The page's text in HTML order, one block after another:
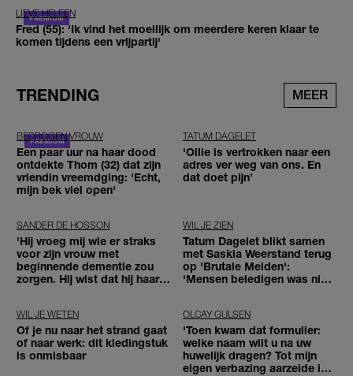
LIEVE HELEEN
Fred (55): 'Ik vind het moeilijk om meerdere keren klaar te
komen tijdens een vrijpartij'
TRENDING MEER
BEDROGEN VROUW
Een paar uur na haar dood
ontdekte Thom (32) dat zijn
vriendin vreemdging: 'Echt,
mijn bek viel open'
TATUM DAGELET
'Ollie is vertrokken naar een
adres ver weg van ons. En
dat doet pijn’
SANDER DE HOSSON
'Hij vroeg mij wie er straks
voor zijn vrouw met
beginnende dementie zou
zorgen. Hij wist dat hij haar
WIL JE ZIEN
Tatum Dagelet blikt samen
met Saskia Weerstand terug
op 'Brutale Meiden':
'Mensen beledigen was niet
WIL JE WETEN
Of je nu naar het strand gaat
of naar werk: dit kledingstuk
is onmisbaar
OLCAY GULSEN
'Toen kwam dat formulier:
welke naam wilt u na uw
huwelijk dragen? Tot mijn
eigen verbazing aarzelde ik